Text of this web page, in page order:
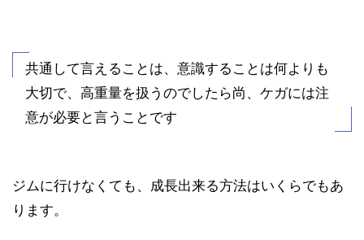
共通して言えることは、意識することは何よりも
大切で、高重量を扱うのでしたら尚、ケガには注
意が必要と言うことです
ジムに行けなくても、成長出来る方法はいくらでもあ
ります。